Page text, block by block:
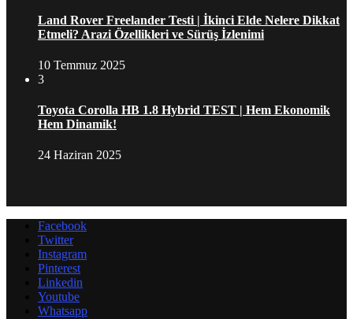
Land Rover Freelander Testi | İkinci Elde Nelere Dikkat
Etmeli? Arazi Özellikleri ve Sürüş İzlenimi
10 Temmuz 2025
3
Toyota Corolla HB 1.8 Hybrid TEST | Hem Ekonomik
Hem Dinamik!
24 Haziran 2025
Facebook
Twitter
Instagram
Pinterest
Linkedin
Youtube
Whatsapp